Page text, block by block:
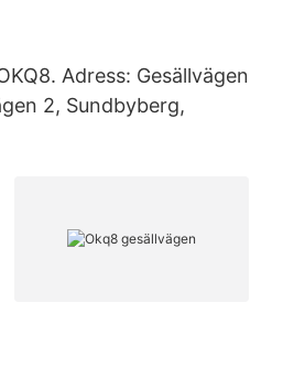
Adress: Gesällvägen
2, Sundbyberg,